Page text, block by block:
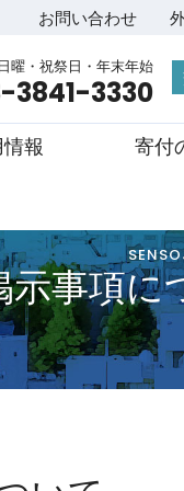
お問い合わせ
曜・祝祭日・年末年始
3841-3330
報 寄付
示事項に